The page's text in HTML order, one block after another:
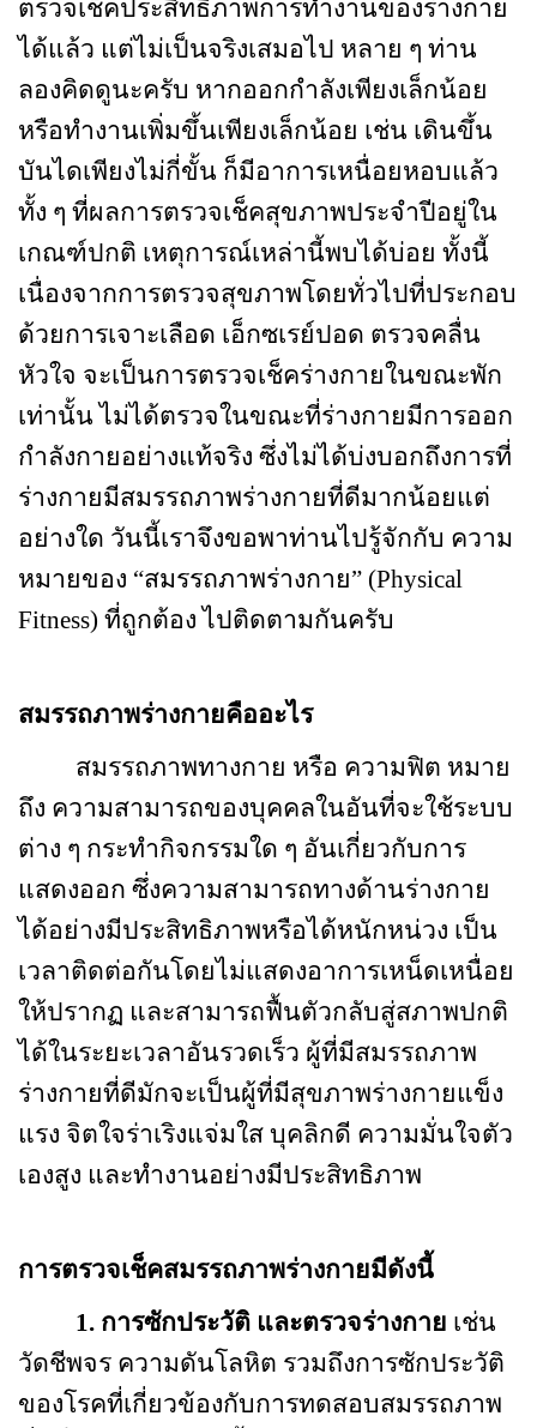
ตรวจเช็คประสิทธิภาพการทำงานของร่างกาย
ได้แล้ว แต่ไม่เป็นจริงเสมอไป หลาย ๆ ท่าน
ลองคิดดูนะครับ หากออกกำลังเพียงเล็กน้อย
หรือทำงานเพิ่มขึ้นเพียงเล็กน้อย เช่น เดินขึ้น
บันไดเพียงไม่กี่ขั้น ก็มีอาการเหนื่อยหอบแล้ว
ทั้ง ๆ ที่ผลการตรวจเช็คสุขภาพประจำปีอยู่ใน
เกณฑ์ปกติ เหตุการณ์เหล่านี้พบได้บ่อย ทั้งนี้
เนื่องจากการตรวจสุขภาพโดยทั่วไปที่ประกอบ
ด้วยการเจาะเลือด เอ็กซเรย์ปอด ตรวจคลื่น
หัวใจ จะเป็นการตรวจเช็คร่างกายในขณะพัก
เท่านั้น ไม่ได้ตรวจในขณะที่ร่างกายมีการออก
กำลังกายอย่างแท้จริง ซึ่งไม่ได้บ่งบอกถึงการที่
ร่างกายมีสมรรถภาพร่างกายที่ดีมากน้อยแต่
อย่างใด วันนี้เราจึงขอพาท่านไปรู้จักกับ ความ
หมายของ “สมรรถภาพร่างกาย” (Physical
Fitness) ที่ถูกต้อง ไปติดตามกันครับ
สมรรถภาพร่างกายคืออะไร
สมรรถภาพทางกาย หรือ ความฟิต หมาย
ถึง ความสามารถของบุคคลในอันที่จะใช้ระบบ
ต่าง ๆ กระทำกิจกรรมใด ๆ อันเกี่ยวกับการ
แสดงออก ซึ่งความสามารถทางด้านร่างกาย
ได้อย่างมีประสิทธิภาพหรือได้หนักหน่วง เป็น
เวลาติดต่อกันโดยไม่แสดงอาการเหน็ดเหนื่อย
ให้ปรากฏ และสามารถฟื้นตัวกลับสู่สภาพปกติ
ได้ในระยะเวลาอันรวดเร็ว ผู้ที่มีสมรรถภาพ
ร่างกายที่ดีมักจะเป็นผู้ที่มีสุขภาพร่างกายแข็ง
แรง จิตใจร่าเริงแจ่มใส บุคลิกดี ความมั่นใจตัว
เองสูง และทำงานอย่างมีประสิทธิภาพ
การตรวจเช็คสมรรถภาพร่างกายมีดังนี้
1. การซักประวัติ และตรวจร่างกาย เช่น
วัดชีพจร ความดันโลหิต รวมถึงการซักประวัติ
ของโรคที่เกี่ยวข้องกับการทดสอบสมรรถภาพ